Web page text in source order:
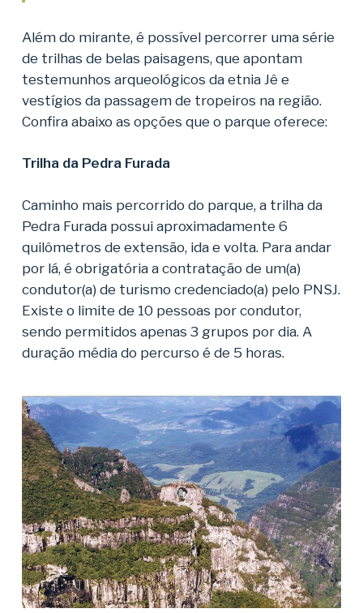
Além do mirante, é possível percorrer uma série
de trilhas de belas paisagens, que apontam
testemunhos arqueológicos da etnia Jê e
vestígios da passagem de tropeiros na região.
Confira abaixo as opções que o parque oferece:
Trilha da Pedra Furada
Caminho mais percorrido do parque, a trilha da
Pedra Furada possui aproximadamente 6
quilômetros de extensão, ida e volta. Para andar
por lá, é obrigatória a contratação de um(a)
condutor(a) de turismo credenciado(a) pelo PNSJ.
Existe o limite de 10 pessoas por condutor,
sendo permitidos apenas 3 grupos por dia. A
duração média do percurso é de 5 horas.